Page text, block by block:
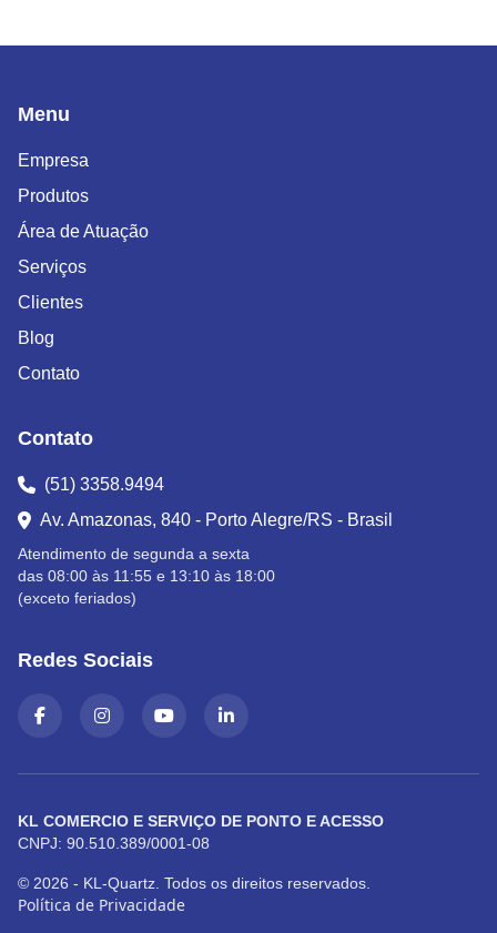
Menu
Empresa
Produtos
Área de Atuação
Serviços
Clientes
Blog
Contato
Contato
(51) 3358.9494
Av. Amazonas, 840 - Porto Alegre/RS - Brasil
Atendimento de segunda a sexta
das 08:00 às 11:55 e 13:10 às 18:00
(exceto feriados)
Redes Sociais
KL COMERCIO E SERVIÇO DE PONTO E ACESSO
CNPJ: 90.510.389/0001-08
© 2026 - KL-Quartz. Todos os direitos reservados.
Política de Privacidade